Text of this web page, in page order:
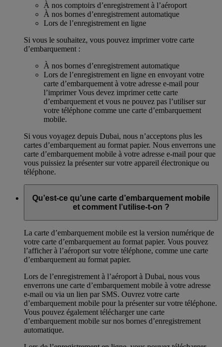
À nos comptoirs d’enregistrement à l’aéroport
À nos bornes d’enregistrement automatique
Lors de l’enregistrement en ligne
Si vous le souhaitez, vous pouvez imprimer votre carte
d’embarquement :
À nos bornes d’enregistrement automatique
Lors de l’enregistrement en ligne en envoyant votre
carte d’embarquement à votre adresse e-mail pour
l’imprimer Vous devez imprimer cette carte
d’embarquement et vous ne pouvez pas l’utiliser sur
votre téléphone comme une carte d’embarquement
mobile.
Si vous voyagez depuis Dubai, nous n’acceptons plus les
cartes d’embarquement au format papier. Nous enverrons une
carte d’embarquement mobile à votre adresse e-mail pour que
vous puissiez la présenter sur votre appareil électronique ou
téléphone.
Qu’est-ce qu’une carte d’embarquement mobile
et comment l’utilise-t-on ?
La carte d’embarquement mobile est la version numérique de
votre carte d’embarquement au format papier. Vous pouvez
l’afficher à l’aéroport sur votre téléphone, comme une carte
d’embarquement au format papier.
Lors de l’enregistrement à l’aéroport à Dubai, nous vous
enverrons une carte d’embarquement mobile à votre adresse
e-mail ou via un lien par SMS. Ouvrez votre carte
d’embarquement mobile pour la présenter sur votre téléphone.
Vous pouvez également télécharger une carte
d’embarquement mobile sur nos bornes d’enregistrement
automatique.